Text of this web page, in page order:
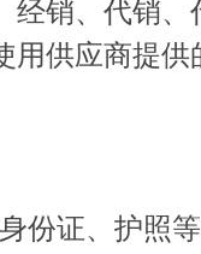
经销、代销
用供应商提供
份证、护照